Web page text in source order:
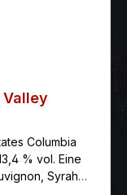
Columbia
% vol. Eine
Syrah